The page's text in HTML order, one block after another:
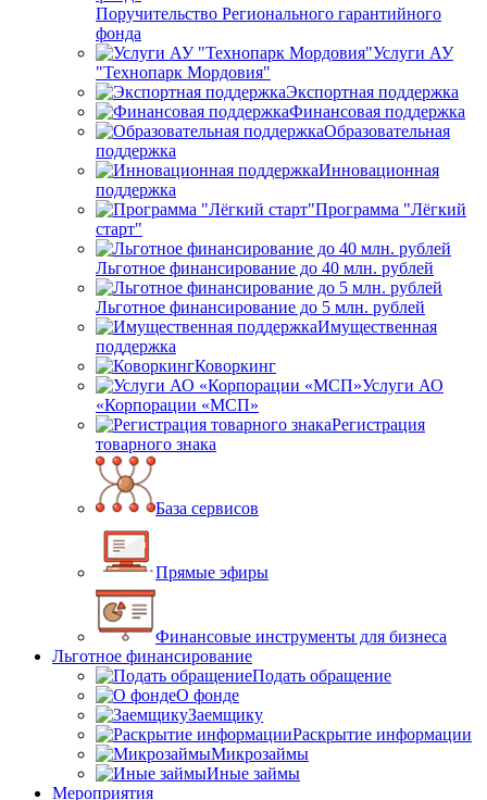
Поручительство Регионального гарантийного
фонда
Услуги АУ
"Технопарк Мордовия"
Экспортная поддержка
Финансовая поддержка
Образовательная
поддержка
Инновационная
поддержка
Программа "Лёгкий
старт"
Льготное финансирование до 40 млн. рублей
Льготное финансирование до 5 млн. рублей
Имущественная
поддержка
Коворкинг
Услуги АО
«Корпорации «МСП»
Регистрация
товарного знака
База сервисов
Прямые эфиры
Финансовые инструменты для бизнеса
Льготное финансирование
Подать обращение
О фонде
Заемщику
Раскрытие информации
Микрозаймы
Иные займы
Мероприятия